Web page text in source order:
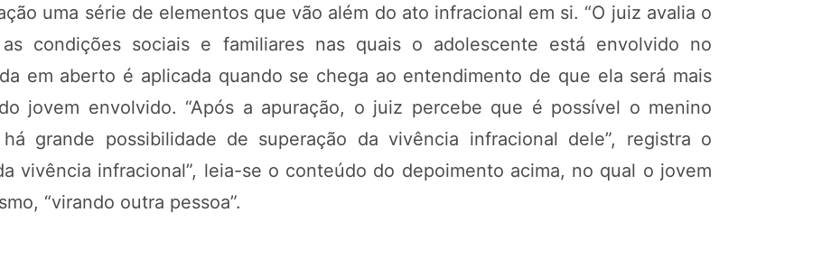
uma série de elementos que vão além do ato infracional em si. “O juiz avalia o
condições sociais e familiares nas quais o adolescente está envolvido no
em aberto é aplicada quando se chega ao entendimento de que ela será mais
jovem envolvido. “Após a apuração, o juiz percebe que é possível o menino
grande possibilidade de superação da vivência infracional dele”, registra o
vivência infracional”, leia-se o conteúdo do depoimento acima, no qual o jovem
“virando outra pessoa”.